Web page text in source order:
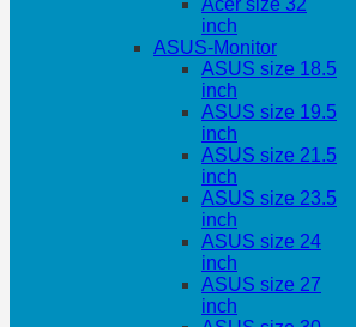
Acer size 32
inch
ASUS-Monitor
ASUS size 18.5
inch
ASUS size 19.5
inch
ASUS size 21.5
inch
ASUS size 23.5
inch
ASUS size 24
inch
ASUS size 27
inch